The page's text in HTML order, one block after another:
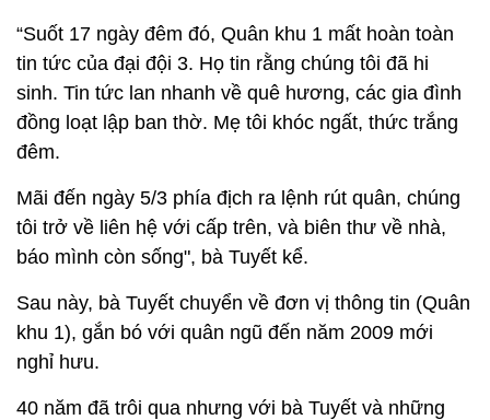
“Suốt 17 ngày đêm đó, Quân khu 1 mất hoàn toàn
tin tức của đại đội 3. Họ tin rằng chúng tôi đã hi
sinh. Tin tức lan nhanh về quê hương, các gia đình
đồng loạt lập ban thờ. Mẹ tôi khóc ngất, thức trắng
đêm.
Mãi đến ngày 5/3 phía địch ra lệnh rút quân, chúng
tôi trở về liên hệ với cấp trên, và biên thư về nhà,
báo mình còn sống", bà Tuyết kể.
Sau này, bà Tuyết chuyển về đơn vị thông tin (Quân
khu 1), gắn bó với quân ngũ đến năm 2009 mới
nghỉ hưu.
40 năm đã trôi qua nhưng với bà Tuyết và những